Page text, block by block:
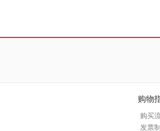
购物
购买
发票